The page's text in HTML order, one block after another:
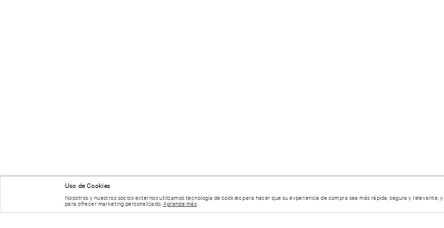
Uso de Cookies
Nosotros y nuestros socios externos utilizamos tecnología de cookies para hacer que su experiencia de compra sea más rápida, segura y relevante, y
para ofrecer marketing personalizado. Aprende más